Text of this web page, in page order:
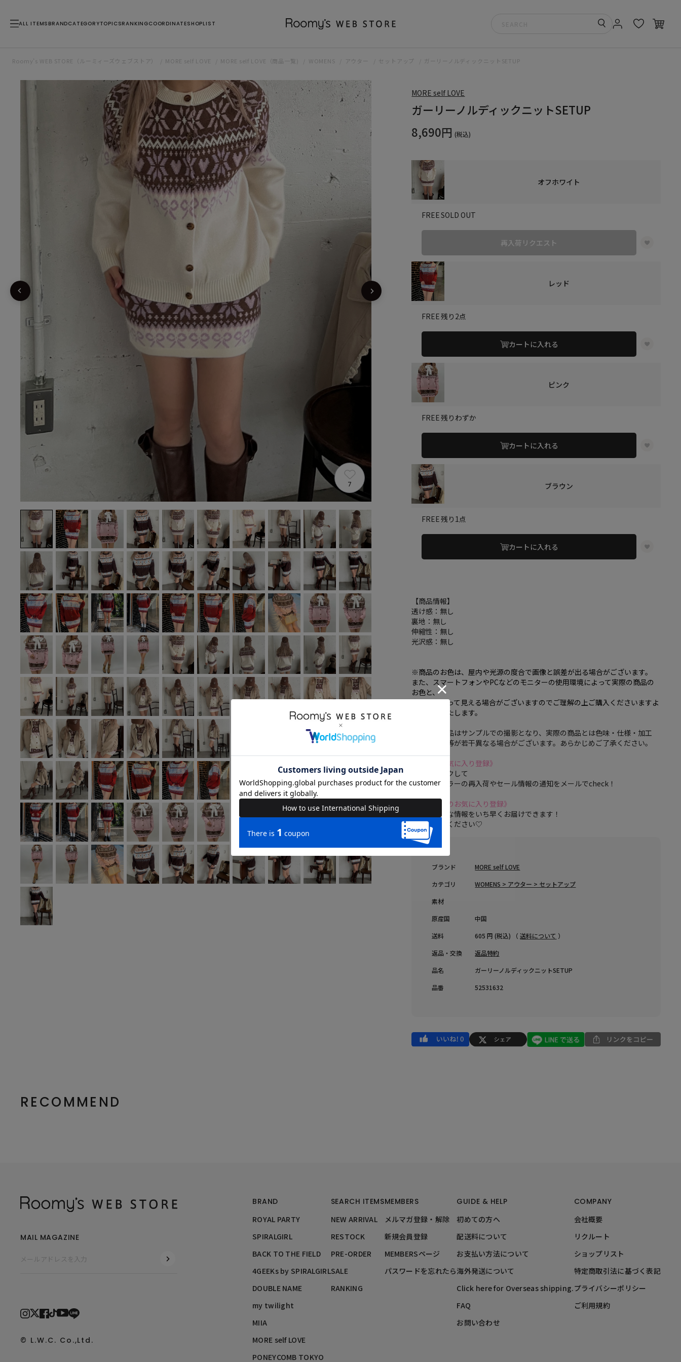
ALL ITEMS BRANDCATEGORYTOPICSRANKINGCOORDINATESHOPLIST
Roomy’s WEB STORE（ルーミィーズウェブストア） MORE self LOVE MORE self LOVE（商品一覧) WOMENS アウター セットアップ ガーリーノルディックニットSETUP
7
MORE self LOVE
ガーリーノルディックニットSETUP
8,690円 (税込)
オフホワイト
FREESOLD OUT
再入荷リクエスト
レッド
FREE残り2点
カートに入れる
ピンク
FREE残りわずか
カートに入れる
ブラウン
FREE残り1点
カートに入れる
【商品情報】
透け感：無し
裏地：無し
伸縮性：無し
光沢感：無し
※商品のお色は、屋内や光源の度合で画像と誤差が出る場合がございます。
また、スマートフォンやPCなどのモニターの使用環境によって実際の商品の
お色と、
実物が異なって見える場合がございますのでご理解の上ご購入くださいますよ
うお願いいたします。
※写真の商品はサンプルでの撮影となり、実際の商品とは色味・仕様・加工
感・サイズ等が若干異なる場合がございます。あらかじめご了承ください。
《商品のお気に入り登録》
♡をクリックして
売り切れカラーの再入荷やセール情報の通知をメールでcheck！
《ブランドのお気に入り登録》
新作やお得な情報をいち早くお届けできます！
ぜひご登録ください♡
ブランド
MORE self LOVE
カテゴリ
WOMENS > アウター > セットアップ
素材
原産国
中国
送料
605 円 (税込) （送料について ）
返品・交換
返品特約
品名
ガーリーノルディックニットSETUP
品番
52531632
RECOMMEND
BRAND
ROYAL PARTY
SPIRALGIRL
BACK TO THE FIELD
4GEEKs by SPIRALGIRL
DOUBLE NAME
my twilight
MIIA
MORE self LOVE
PONEYCOMB TOKYO
SEARCH ITEMS
NEW ARRIVAL
RESTOCK
PRE-ORDER
SALE
RANKING
MEMBERS
メルマガ登録・解除
新規会員登録
MEMBERSページ
パスワードを忘れたら
GUIDE & HELP
初めての方へ
配送料について
お支払い方法について
海外発送について
Click here for Overseas shipping.
FAQ
お問い合わせ
COMPANY
会社概要
リクルート
ショップリスト
特定商取引法に基づく表記
プライバシーポリシー
ご利用規約
MAIL MAGAZINE
© L.W.C. Co.,Ltd.